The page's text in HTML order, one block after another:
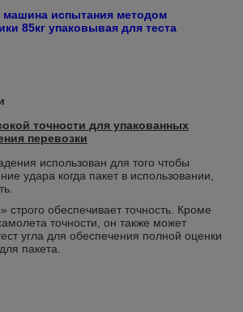
испытания методом
85кг упаковывая для теста
точности для упакованных
перевозки
использован для того чтобы
удара когда пакет в использовании,
строго обеспечивает точность. Кроме
точности, он также может
угла для обеспечения полной оценки
пакета.